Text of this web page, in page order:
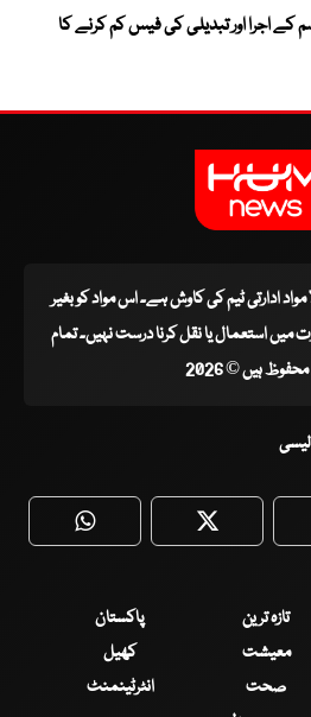
کے اجرا اور تبدیلی کی فیس کم کرنے کا
مواد ادارتی ٹیم کی کاوش ہے۔ اس مواد کو بغیر
استعمال یا نقل کرنا درست نہیں۔ تمام
ہیں © 2026
WhatsApp Twitter
تازہ ترین
پاکستان
معیشت
کھیل
صحت
انٹرٹینمنٹ